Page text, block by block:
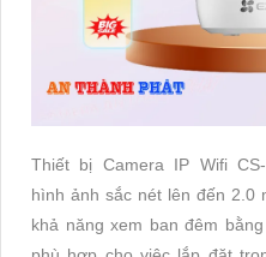
Thiết bị Camera IP Wifi
hình ảnh sắc nét lên đến 2.0
khả năng xem ban đêm